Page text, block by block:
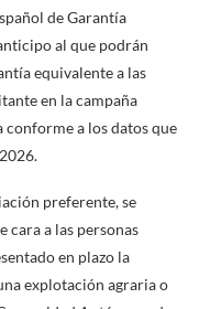
de Garantía
al que podrán
equivalente a las
en la campaña
a los datos que
preferente, se
cara a las personas
en plazo la
explotación agraria o